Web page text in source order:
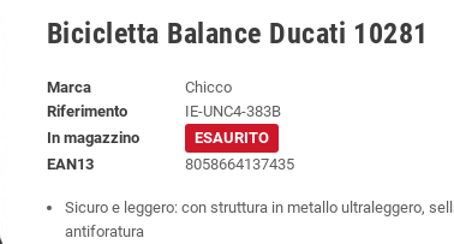
Bicicletta Balance Ducati ‎10281
Marca
Chicco
Riferimento
IE-UNC4-383B
In magazzino
ESAURITO
EAN13
8058664137435
Sicuro e leggero: con struttura in metallo ultraleggero,
antiforatura